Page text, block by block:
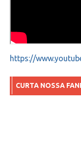
https://
CURTA NOSSA